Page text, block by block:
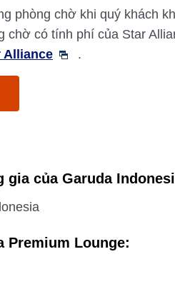
phòng chờ khi quý khách
chờ có tính phí của Star
Alliance .
gia của Garuda
Premium Lounge: